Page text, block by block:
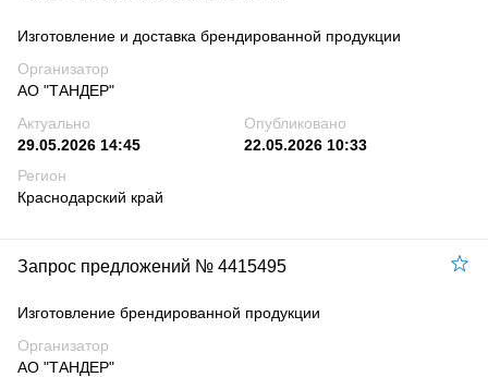
Изготовление и доставка брендированной продукции
Организатор
АО "ТАНДЕР"
Актуально
29.05.2026 14:45
Опубликовано
22.05.2026 10:33
Регион
Краснодарский край
Запрос предложений № 4415495
Изготовление брендированной продукции
Организатор
АО "ТАНДЕР"